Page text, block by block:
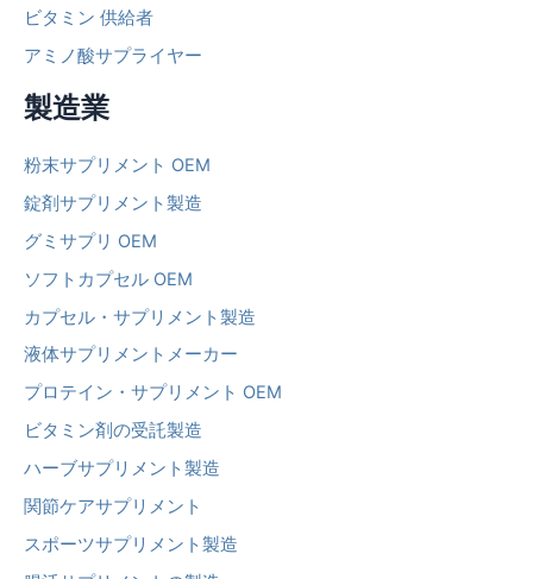
ビタミン 供給者
アミノ酸サプライヤー
製造業
粉末サプリメント OEM
錠剤サプリメント製造
グミサプリ OEM
ソフトカプセル OEM
カプセル・サプリメント製造
液体サプリメントメーカー
プロテイン・サプリメント OEM
ビタミン剤の受託製造
ハーブサプリメント製造
関節ケアサプリメント
スポーツサプリメント製造